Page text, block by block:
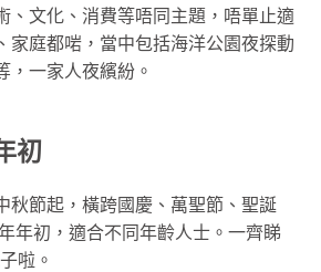
、文化、消費等唔同主題，唔單止適
家庭都啱，當中包括海洋公園夜探動
，一家人夜繽紛。
初
秋節起，橫跨國慶、萬聖節、聖誕
年初，適合不同年齡人士。一齊睇
啦。